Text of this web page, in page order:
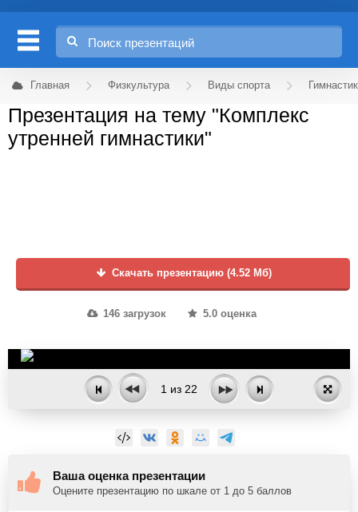
Главная Физкультура Виды спорта
Презентация на тему "Комплекс
утренней гимнастики"
Скачать презентацию (4.52 Мб)
146 загрузок 5.0 оценка
1 из 22
Ваша оценка презентации
Оцените презентацию по шкале от 1 до 5 баллов